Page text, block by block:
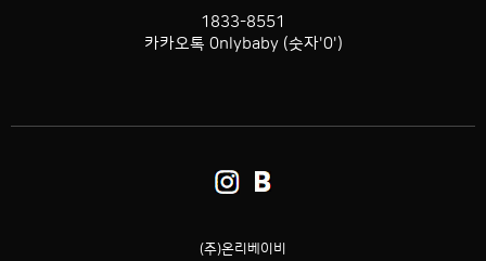
1833-8551
카카오톡 0nlybaby (숫자'0')
(주)온리베이비